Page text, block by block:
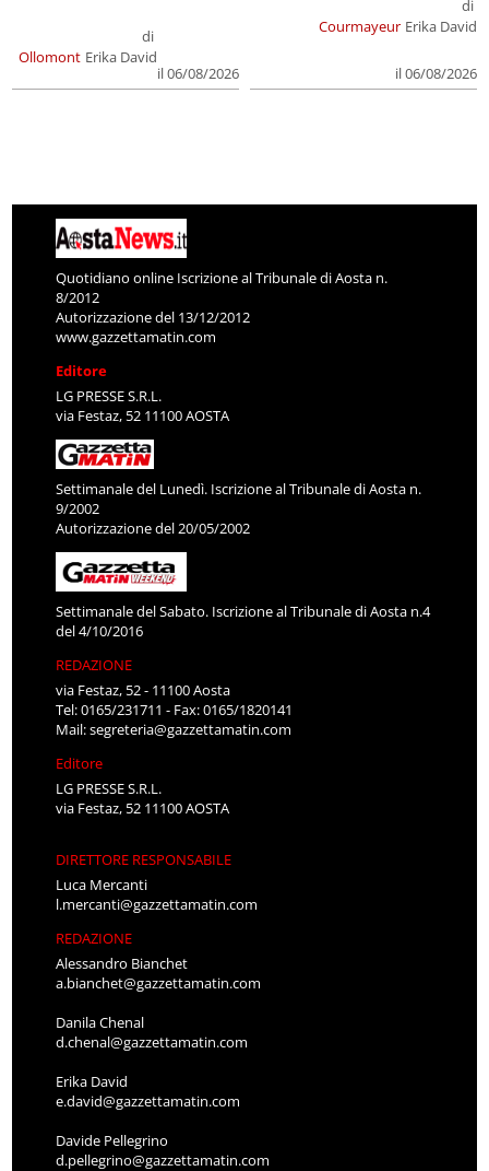
Ollomont
di
Erika David
il 06/08/2026
Courmayeur
di
Erika David
il 06/08/2026
Quotidiano online Iscrizione al Tribunale di Aosta n.
8/2012
Autorizzazione del 13/12/2012
www.gazzettamatin.com
Editore
LG PRESSE S.R.L.
via Festaz, 52 11100 AOSTA
Settimanale del Lunedì. Iscrizione al Tribunale di Aosta n.
9/2002
Autorizzazione del 20/05/2002
Settimanale del Sabato. Iscrizione al Tribunale di Aosta n.4
del 4/10/2016
REDAZIONE
via Festaz, 52 - 11100 Aosta
Tel: 0165/231711 - Fax: 0165/1820141
Mail:segreteria@gazzettamatin.com
Editore
LG PRESSE S.R.L.
via Festaz, 52 11100 AOSTA
DIRETTORE RESPONSABILE
Luca Mercanti
l.mercanti@gazzettamatin.com
REDAZIONE
Alessandro Bianchet
a.bianchet@gazzettamatin.com
Danila Chenal
d.chenal@gazzettamatin.com
Erika David
e.david@gazzettamatin.com
Davide Pellegrino
d.pellegrino@gazzettamatin.com